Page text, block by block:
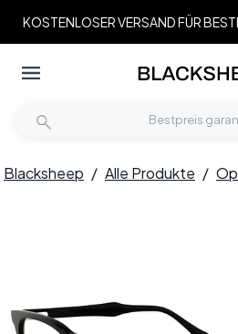
KOSTENLOSER VERSAND FÜR
Blacksheep / Alle Produkte /